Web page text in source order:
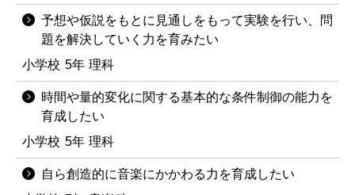
予想や仮説をもとに見通しをもって実験を行い、問
題を解決していく力を育みたい
小学校 5年 理科
時間や量的変化に関する基本的な条件制御の能力を
育成したい
小学校 5年 理科
自ら創造的に音楽にかかわる力を育成したい